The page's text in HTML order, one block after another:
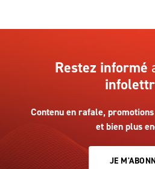
Restez informé
Contenu en rafale,
et bien plus
JE